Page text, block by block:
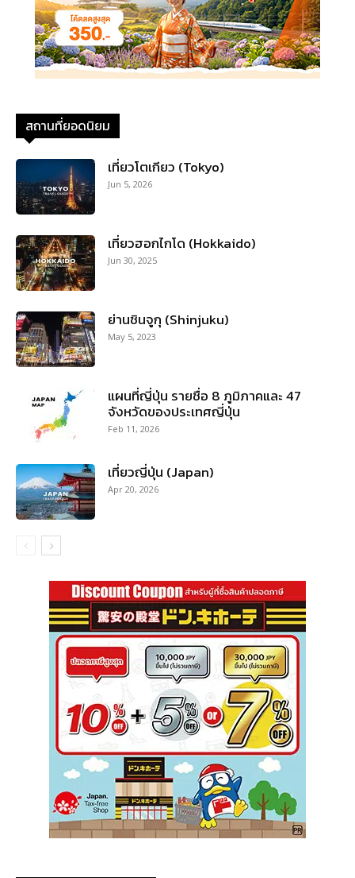
สถานที่ยอดนิยม
เที่ยวโตเกียว (Tokyo)
Jun 5, 2026
เที่ยวฮอกไกโด (Hokkaido)
Jun 30, 2025
ย่านชินจูกุ (Shinjuku)
May 5, 2023
แผนที่ญี่ปุ่น รายชื่อ 8 ภูมิภาคและ 47
จังหวัดของประเทศญี่ปุ่น
Feb 11, 2026
เที่ยวญี่ปุ่น (Japan)
Apr 20, 2026